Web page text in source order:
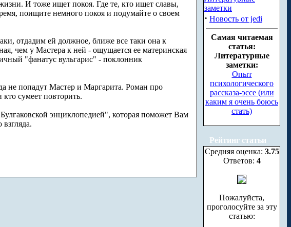
И тоже ищет покоя. Где те, кто ищет славы,
поищите немного покоя и подумайте о своем
отдадим ей должное, ближе все таки она к
чем у Мастера к ней - ощущается ее материнская
"фанатус вульгарис" - поклонник
не попадут Мастер и Маргарита. Роман про
сумеет повторить.
энциклопедией", которая поможет Вам
заметки
· Новость от jedi
Самая читаемая
статья:
Литературные
заметки:
Опыт
психологического
рассказа-эссе (или
каким я очень боюсь
стать)
Рейтинг статьи
Средняя оценка: 3.75
Ответов: 4
Пожалуйста,
проголосуйте за эту
статью: